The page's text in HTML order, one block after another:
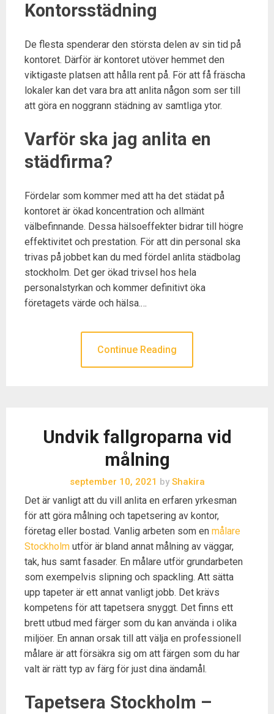
Kontorsstädning
De flesta spenderar den största delen av sin tid på
kontoret. Därför är kontoret utöver hemmet den
viktigaste platsen att hålla rent på. För att få fräscha
lokaler kan det vara bra att anlita någon som ser till
att göra en noggrann städning av samtliga ytor.
Varför ska jag anlita en
städfirma?
Fördelar som kommer med att ha det städat på
kontoret är ökad koncentration och allmänt
välbefinnande. Dessa hälsoeffekter bidrar till högre
effektivitet och prestation. För att din personal ska
trivas på jobbet kan du med fördel anlita städbolag
stockholm. Det ger ökad trivsel hos hela
personalstyrkan och kommer definitivt öka
företagets värde och hälsa.…
Continue Reading
Undvik fallgroparna vid
målning
september 10, 2021 byShakira
Det är vanligt att du vill anlita en erfaren yrkesman
för att göra målning och tapetsering av kontor,
företag eller bostad. Vanlig arbeten som en målare
Stockholm utför är bland annat målning av väggar,
tak, hus samt fasader. En målare utför grundarbeten
som exempelvis slipning och spackling. Att sätta
upp tapeter är ett annat vanligt jobb. Det krävs
kompetens för att tapetsera snyggt. Det finns ett
brett utbud med färger som du kan använda i olika
miljöer. En annan orsak till att välja en professionell
målare är att försäkra sig om att färgen som du har
valt är rätt typ av färg för just dina ändamål.
Tapetsera Stockholm –